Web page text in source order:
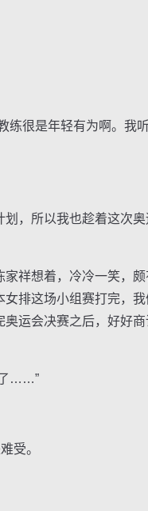
很是年轻有为啊。我
，所以我也趁着这次奥
想着，冷冷一笑，颇
排这场小组赛打完，
运会决赛之后，好好
了……”
受。